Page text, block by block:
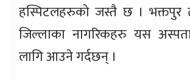
हस्पिटलहरुको जस्तै छ ।
जिल्लाका नागरिकहरु यस
लागि आउने गर्दछन् ।